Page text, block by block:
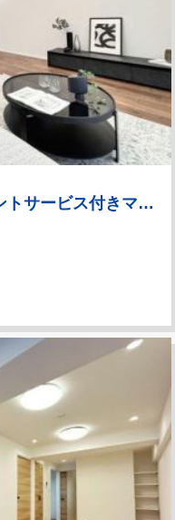
■90㎡越えの広々3LDK フロントサービス付きマンション！